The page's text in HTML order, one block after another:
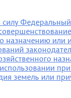
силу
назначению или
земель или